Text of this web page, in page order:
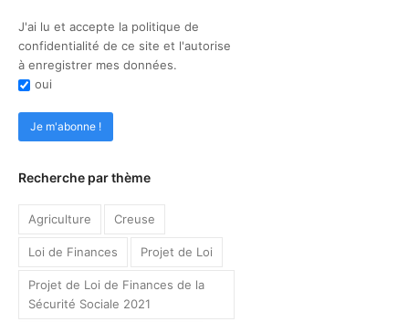
J'ai lu et accepte la politique de
confidentialité de ce site et l'autorise
à enregistrer mes données.
oui
Recherche par thème
Agriculture Creuse
Loi de Finances Projet de Loi
Projet de Loi de Finances de la
Sécurité Sociale 2021